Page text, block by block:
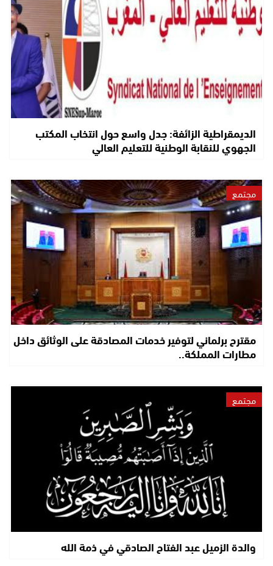
الديمقراطية الزائفة: جدل واسع حول انتخاب المكتب
الجهوي للنقابة الوطنية للتعليم العالي
مجتمع
مقترح برلماني لتوفير خدمات المصادقة على الوثائق داخل
مطارات المملكة..
مجتمع
والدة الزميل عبد الفتاح الصادقي في ذمة الله